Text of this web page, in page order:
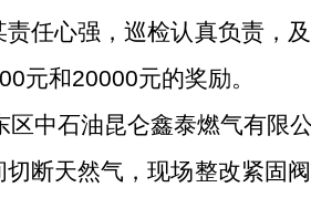
任心强，巡检认真负责，
元和20000元的奖励。
区中石油昆仑鑫泰燃气有限
断天然气，现场整改紧固